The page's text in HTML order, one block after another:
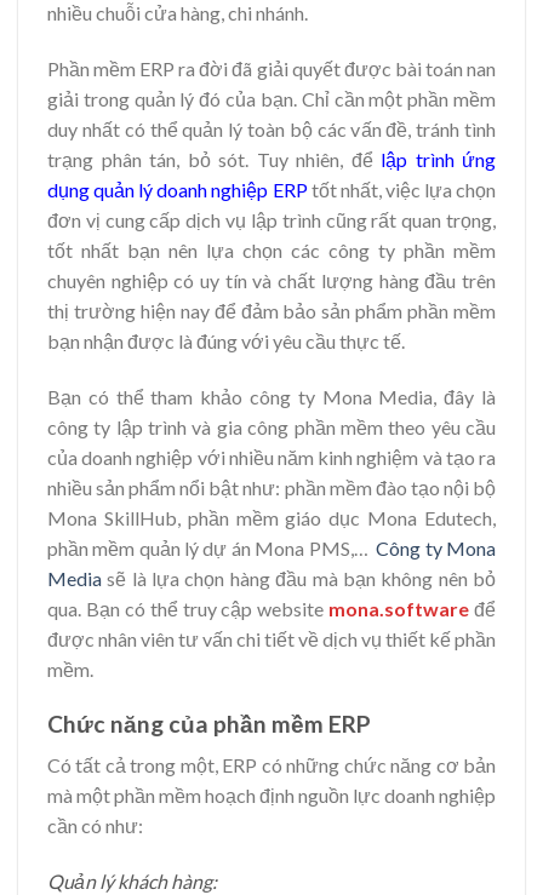
nhiều chuỗi cửa hàng, chi nhánh.
Phần mềm ERP ra đời đã giải quyết được bài toán nan
giải trong quản lý đó của bạn. Chỉ cần một phần mềm
duy nhất có thể quản lý toàn bộ các vấn đề, tránh tình
trạng phân tán, bỏ sót. Tuy nhiên, để lập trình ứng
dụng quản lý doanh nghiệp ERPtốt nhất, việc lựa chọn
đơn vị cung cấp dịch vụ lập trình cũng rất quan trọng,
tốt nhất bạn nên lựa chọn các công ty phần mềm
chuyên nghiệp có uy tín và chất lượng hàng đầu trên
thị trường hiện nay để đảm bảo sản phẩm phần mềm
bạn nhận được là đúng với yêu cầu thực tế.
Bạn có thể tham khảo công ty Mona Media, đây là
công ty lập trình và gia công phần mềm theo yêu cầu
của doanh nghiệp với nhiều năm kinh nghiệm và tạo ra
nhiều sản phẩm nổi bật như: phần mềm đào tạo nội bộ
Mona SkillHub, phần mềm giáo dục Mona Edutech,
phần mềm quản lý dự án Mona PMS,…Công ty Mona
Media sẽ là lựa chọn hàng đầu mà bạn không nên bỏ
qua. Bạn có thể truy cập website mona.software để
được nhân viên tư vấn chi tiết về dịch vụ thiết kế phần
mềm.
Chức năng của phần mềm ERP
Có tất cả trong một, ERP có những chức năng cơ bản
mà một phần mềm hoạch định nguồn lực doanh nghiệp
cần có như:
Quản lý khách hàng: